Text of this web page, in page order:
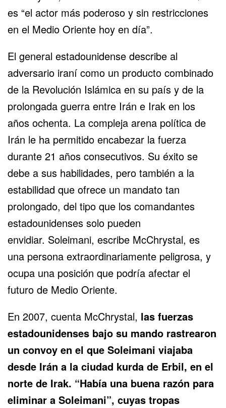
es “el actor más poderoso y sin restricciones
en el Medio Oriente hoy en día”.
El general estadounidense describe al
adversario iraní como un producto combinado
de la Revolución Islámica en su país y de la
prolongada guerra entre Irán e Irak en los
años ochenta. La compleja arena política de
Irán le ha permitido encabezar la fuerza
durante 21 años consecutivos. Su éxito se
debe a sus habilidades, pero también a la
estabilidad que ofrece un mandato tan
prolongado, del tipo que los comandantes
estadounidenses solo pueden
envidiar. Soleimani, escribe McChrystal, es
una persona extraordinariamente peligrosa, y
ocupa una posición que podría afectar el
futuro de Medio Oriente.
En 2007, cuenta McChrystal, las fuerzas
estadounidenses bajo su mando rastrearon
un convoy en el que Soleimani viajaba
desde Irán a la ciudad kurda de Erbil, en el
norte de Irak. “Había una buena razón para
eliminar a Soleimani”, cuyas tropas